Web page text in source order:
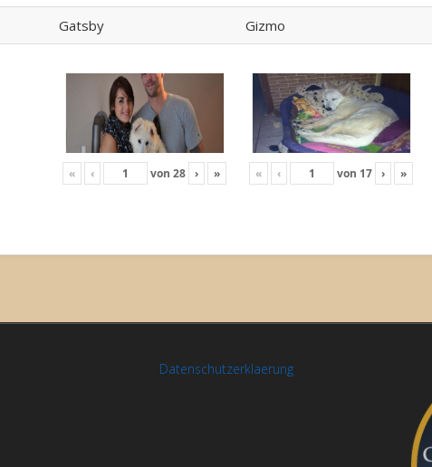
Gatsby Gizmo
« ‹ von28 › » « ‹ von 17 › »
Datenschutzerklaerung